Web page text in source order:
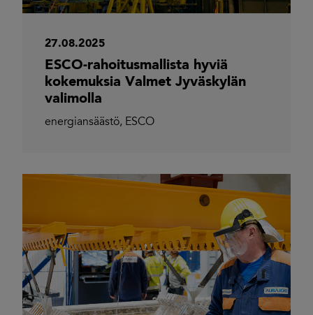
27.08.2025
ESCO-rahoitusmallista hyviä
kokemuksia Valmet Jyväskylän
valimolla
energiansäästö, ESCO